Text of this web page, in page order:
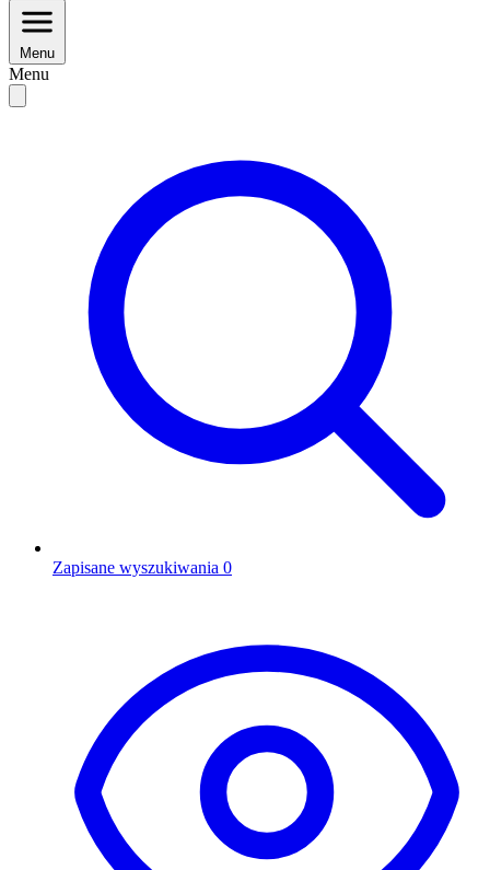
Menu
Menu
Zapisane wyszukiwania 0